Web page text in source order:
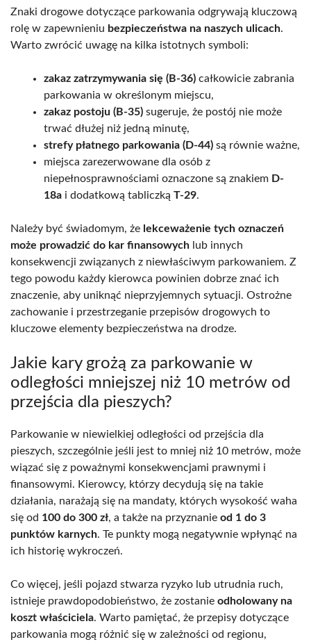
Znaki drogowe dotyczące parkowania odgrywają kluczową
rolę w zapewnieniu bezpieczeństwa na naszych ulicach.
Warto zwrócić uwagę na kilka istotnych symboli:
zakaz zatrzymywania się (B-36) całkowicie zabrania
parkowania w określonym miejscu,
zakaz postoju (B-35) sugeruje, że postój nie może
trwać dłużej niż jedną minutę,
strefy płatnego parkowania (D-44) są równie ważne,
miejsca zarezerwowane dla osób z
niepełnosprawnościami oznaczone są znakiem D-
18a i dodatkową tabliczką T-29.
Należy być świadomym, że lekceważenie tych oznaczeń
może prowadzić do kar finansowych lub innych
konsekwencji związanych z niewłaściwym parkowaniem. Z
tego powodu każdy kierowca powinien dobrze znać ich
znaczenie, aby uniknąć nieprzyjemnych sytuacji. Ostrożne
zachowanie i przestrzeganie przepisów drogowych to
kluczowe elementy bezpieczeństwa na drodze.
Jakie kary grożą za parkowanie w
odległości mniejszej niż 10 metrów od
przejścia dla pieszych?
Parkowanie w niewielkiej odległości od przejścia dla
pieszych, szczególnie jeśli jest to mniej niż 10 metrów, może
wiązać się z poważnymi konsekwencjami prawnymi i
finansowymi. Kierowcy, którzy decydują się na takie
działania, narażają się na mandaty, których wysokość waha
się od 100 do 300 zł, a także na przyznanie od 1 do 3
punktów karnych. Te punkty mogą negatywnie wpłynąć na
ich historię wykroczeń.
Co więcej, jeśli pojazd stwarza ryzyko lub utrudnia ruch,
istnieje prawdopodobieństwo, że zostanie odholowany na
koszt właściciela. Warto pamiętać, że przepisy dotyczące
parkowania mogą różnić się w zależności od regionu,